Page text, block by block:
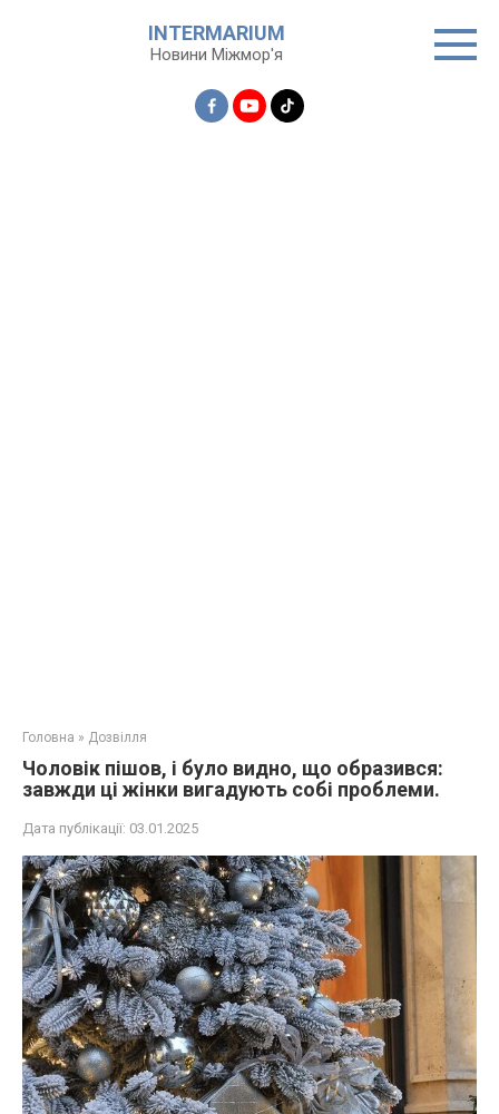
INTERMARIUM
Новини Міжмор'я
Головна » Дозвілля
Чоловік пішов, і було видно, що образився:
завжди ці жінки вигадують собі проблеми.
Дата публікації: 03.01.2025